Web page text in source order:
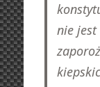
nie